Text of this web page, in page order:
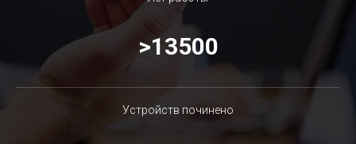
>13500
Устройств починено